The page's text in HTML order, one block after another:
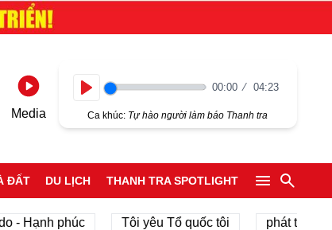
Media
00:00 04:23
Ca khúc: Tự hào người làm báo Thanh tra
ĐẤT DU LỊCH THANH TRA SPOTLIGHT
phúc Tôi yêu Tổ quốc tôi phát triển kinh tế